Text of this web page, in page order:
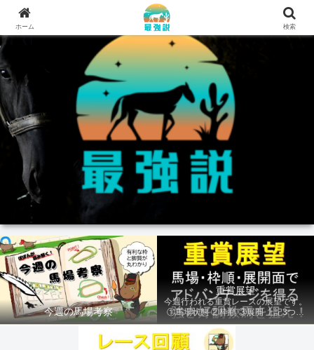
今週の馬場考察
重賞展望
今週行われる重賞レースの展望です。
①馬場状態 ②枠順 ③展開 上記3つの
ファクターから有利にレースを運べる
馬を導き、追い切りの動きを加味して
最終評価を下します。
ホーム 検索